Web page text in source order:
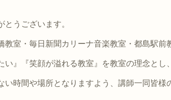
うございます。
室・毎日新聞カリーナ音楽教室・都島駅前
い』『笑顔が溢れる教室』を教室の理念と
時間や場所となりますよう、講師一同皆